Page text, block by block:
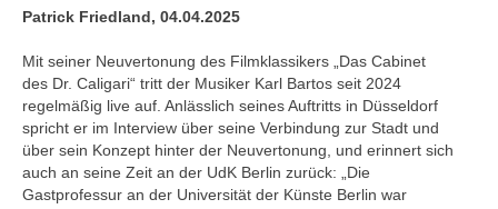
Patrick Friedland, 04.04.2025
Mit seiner Neuvertonung des Filmklassikers „Das Cabinet
des Dr. Caligari“ tritt der Musiker Karl Bartos seit 2024
regelmäßig live auf. Anlässlich seines Auftritts in Düsseldorf
spricht er im Interview über seine Verbindung zur Stadt und
über sein Konzept hinter der Neuvertonung, und erinnert sich
auch an seine Zeit an der UdK Berlin zurück: „Die
Gastprofessur an der Universität der Künste Berlin war